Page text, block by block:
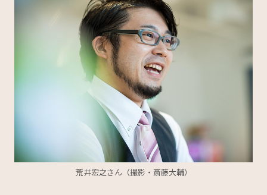
荒井宏之さん（撮影・斎藤大輔）